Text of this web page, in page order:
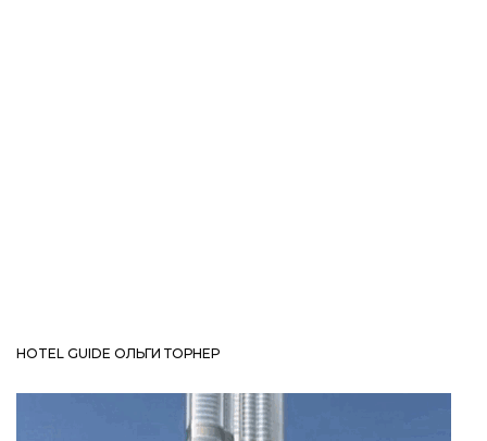
HOTEL GUIDE ОЛЬГИ ТОРНЕР